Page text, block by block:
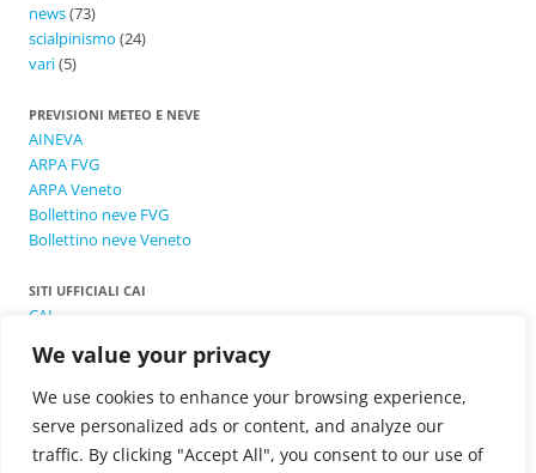
We value your privacy
We use cookies to enhance your browsing experience,
serve personalized ads or content, and analyze our
traffic. By clicking "Accept All", you consent to our use of
news(73)
scialpinismo (24)
vari(5)
PREVISIONI METEO E NEVE
AINEVA
ARPA FVG
ARPA Veneto
Bollettino neve FVG
Bollettino neve Veneto
SITI UFFICIALI CAI
CAI
CNSASA
CNSASA-VFG